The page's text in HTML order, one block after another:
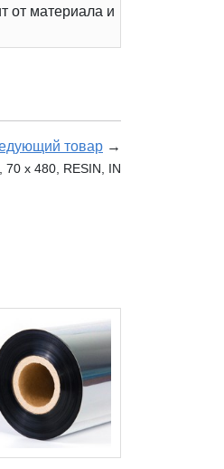
от материала и
товар →
х 480, RESIN, IN